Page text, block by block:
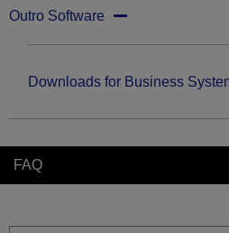
Outro Software
Downloads for Business
FAQ